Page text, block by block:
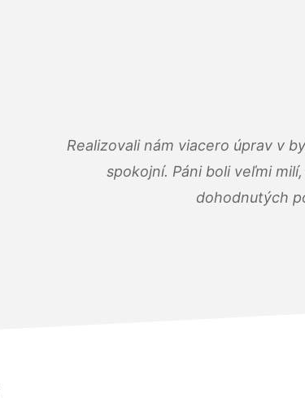
Realizovali nám viacero úprav v
spokojní. Páni boli veľmi
dohodnutých